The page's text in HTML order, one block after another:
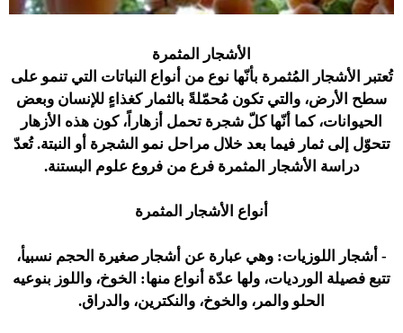
الأشجار المثمرة
تُعتبر الأشجار المُثمرة بأنّها نوع من أنواع النباتات التي تنمو على
سطح الأرض، والتي تكون مُحمّلةً بالثمار كغذاءٍ للإنسان وبعض
الحيوانات، كما أنّها كلّ شجرة تحمل أزهاراً، كون هذه الأزهار
تتحوّل إلى ثمار فيما بعد خلال مراحل نمو الشجرة أو النبتة. تُعدّ
دراسة الأشجار المثمرة فرع من فروع علوم البستنة.
أنواع الأشجار المثمرة
- أشجار اللوزيات: وهي عبارة عن أشجار صغيرة الحجم نسبيأ،
تتبع فصيلة الورديات، ولها عدّة أنواع منها: الخوخ، واللوز بنوعيه
الحلو والمر، والخوخ، والنكترين، والدراق.